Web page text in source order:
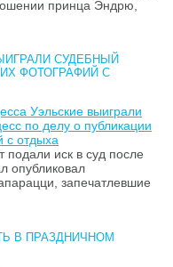
принца Эндрю,
СУДЕБНЫЙ
ФОТОГРАФИЙ С
Уэльские выиграли
по делу о публикации
с отдыха
подали иск в суд после
опубликовал
запечатлевшие
В ПРАЗДНИЧНОМ